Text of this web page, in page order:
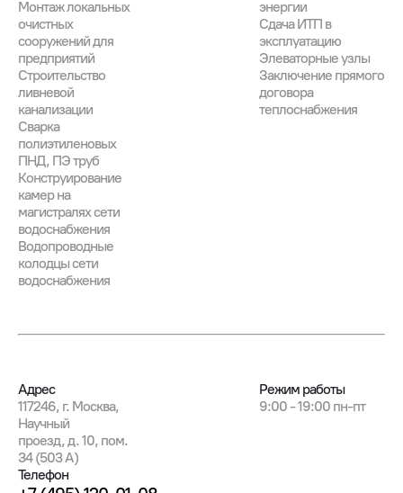
Монтаж локальных
очистных
сооружений для
предприятий
Строительство
ливневой
канализации
Сварка
полиэтиленовых
ПНД, ПЭ труб
Конструирование
камер на
магистралях сети
водоснабжения
Водопроводные
колодцы сети
водоснабжения
энергии
Сдача ИТП в
эксплуатацию
Элеваторные узлы
Заключение прямого
договора
теплоснабжения
Адрес
117246, г. Москва,
Научный
проезд, д. 10, пом.
34 (503 А)
Режим работы
9:00 - 19:00 пн-пт
Телефон